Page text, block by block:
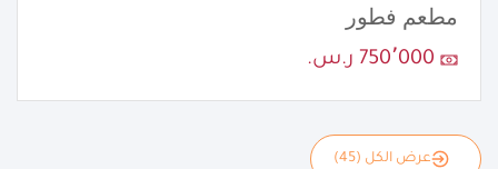
مطعم فطور
750٬000 ر.س.
عرض الكل (45)